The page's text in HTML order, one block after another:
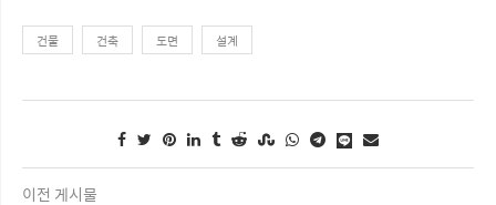
건물 건축 도면 설계
이전 게시물